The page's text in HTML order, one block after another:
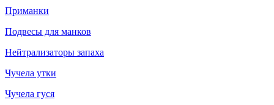
Приманки
Подвесы для манков
Нейтрализаторы запаха
Чучела утки
Чучела гуся